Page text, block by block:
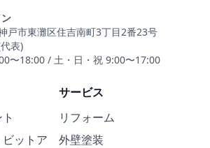
戸市東灘区住吉南町3丁目2番23号
表)
〜18:00 / 土・日・祝 9:00〜17:00
ットア
サービス
リフォーム
外壁塗装